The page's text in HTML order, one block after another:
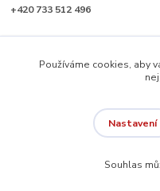
+420 733 512 496
info@capushop.cz
Vytvořeno na
Používáme cookies, aby
Nastavení
Souhlas